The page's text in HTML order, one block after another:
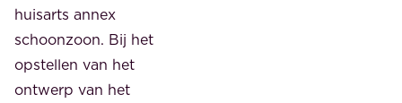
huisarts annex
schoonzoon. Bij het
opstellen van het
ontwerp van het